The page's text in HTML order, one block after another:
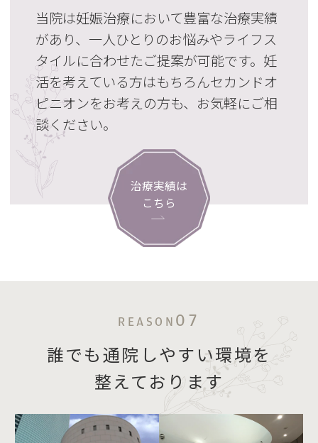
治療実績は
こちら
当院は妊娠治療において豊富な治療実績
があり、一人ひとりのお悩みやライフス
タイルに合わせたご提案が可能です。妊
活を考えている方はもちろんセカンドオ
ピニオンをお考えの方も、お気軽にご相
談ください。
REASON 07
誰でも通院しやすい環境を
整えております